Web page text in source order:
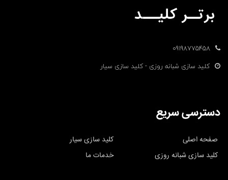
09198775458
کلید سازی شبانه روزی - کلید سازی سیار
دسترسی سریع
صفحه اصلی
کلید سازی سیار
کلید سازی شبانه روزی
خدمات ما